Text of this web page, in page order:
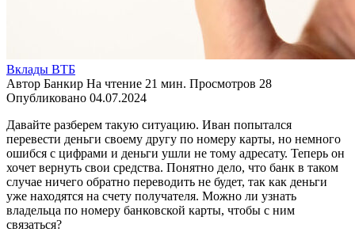
Вклады ВТБ
Автор Банкир На чтение 21 мин. Просмотров 28
Опубликовано 04.07.2024
Давайте разберем такую ситуацию. Иван попытался
перевести деньги своему другу по номеру карты, но немного
ошибся с цифрами и деньги ушли не тому адресату. Теперь он
хочет вернуть свои средства. Понятно дело, что банк в таком
случае ничего обратно переводить не будет, так как деньги
уже находятся на счету получателя. Можно ли узнать
владельца по номеру банковской карты, чтобы с ним
связаться?